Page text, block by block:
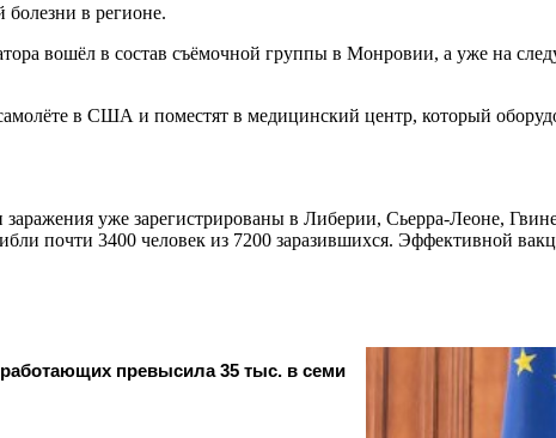
в регионе.
вошёл в состав съёмочной группы в Монровии, а уже на
в США и поместят в медицинский центр, который
уже зарегистрированы в Либерии, Сьерра-Леоне,
почти 3400 человек из 7200 заразившихся. Эффективной
превысила 35 тыс. в семи